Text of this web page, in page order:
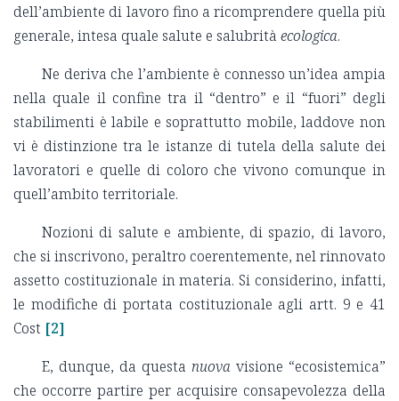
dell’ambiente di lavoro fino a ricomprendere quella più
generale, intesa quale salute e salubrità ecologica.
Ne deriva che l’ambiente è connesso un’idea ampia
nella quale il confine tra il “dentro” e il “fuori” degli
stabilimenti è labile e soprattutto mobile, laddove non
vi è distinzione tra le istanze di tutela della salute dei
lavoratori e quelle di coloro che vivono comunque in
quell’ambito territoriale.
Nozioni di salute e ambiente, di spazio, di lavoro,
che si inscrivono, peraltro coerentemente, nel rinnovato
assetto costituzionale in materia. Si considerino, infatti,
le modifiche di portata costituzionale agli artt. 9 e 41
Cost [2]
E, dunque, da questa nuova visione “ecosistemica”
che occorre partire per acquisire consapevolezza della